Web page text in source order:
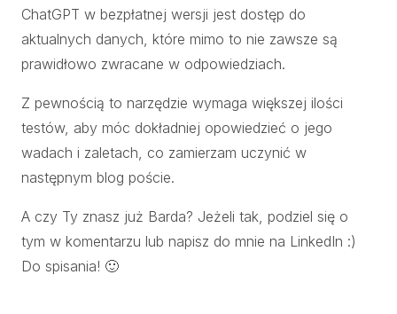
ChatGPT w bezpłatnej wersji jest dostęp do
aktualnych danych, które mimo to nie zawsze są
prawidłowo zwracane w odpowiedziach.
Z pewnością to narzędzie wymaga większej ilości
testów, aby móc dokładniej opowiedzieć o jego
wadach i zaletach, co zamierzam uczynić w
następnym blog poście.
A czy Ty znasz już Barda? Jeżeli tak, podziel się o
tym w komentarzu lub napisz do mnie na LinkedIn :)
Do spisania! 🙂